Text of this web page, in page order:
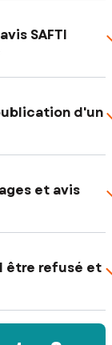
SAFTI
d'un
et avis
être refusé et